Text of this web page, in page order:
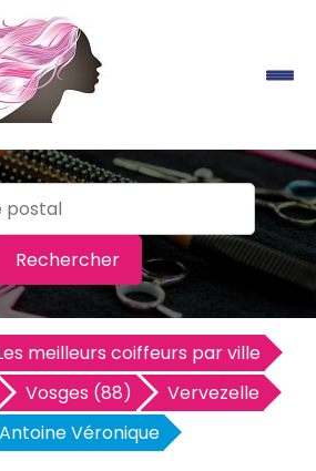
Rechercher
meilleurs coiffeurs par ville
Vosges (88)
Vervezelle
Antoine Véronique